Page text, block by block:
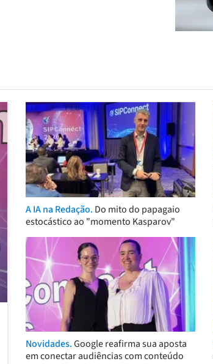
A IA na Redação. Do mito do papagaio
estocástico ao "momento Kasparov"
Novidades.Google reafirma sua aposta
em conectar audiências com conteúdo